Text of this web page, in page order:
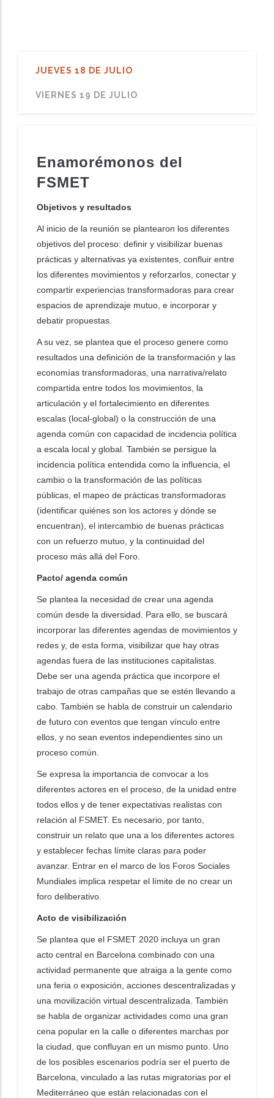
JUEVES 18 DE JULIO
VIERNES 19 DE JULIO
Enamorémonos del
FSMET
Objetivos y resultados
Al inicio de la reunión se plantearon los diferentes
objetivos del proceso: definir y visibilizar buenas
prácticas y alternativas ya existentes, confluir entre
los diferentes movimientos y reforzarlos, conectar y
compartir experiencias transformadoras para crear
espacios de aprendizaje mutuo, e incorporar y
debatir propuestas.
A su vez, se plantea que el proceso genere como
resultados una definición de la transformación y las
economías transformadoras, una narrativa/relato
compartida entre todos los movimientos, la
articulación y el fortalecimiento en diferentes
escalas (local-global) o la construcción de una
agenda común con capacidad de incidencia política
a escala local y global. También se persigue la
incidencia política entendida como la influencia, el
cambio o la transformación de las políticas
públicas, el mapeo de prácticas transformadoras
(identificar quiénes son los actores y dónde se
encuentran), el intercambio de buenas prácticas
con un refuerzo mutuo, y la continuidad del
proceso más allá del Foro.
Pacto/ agenda común
Se plantea la necesidad de crear una agenda
común desde la diversidad. Para ello, se buscará
incorporar las diferentes agendas de movimientos y
redes y, de esta forma, visibilizar que hay otras
agendas fuera de las instituciones capitalistas.
Debe ser una agenda práctica que incorpore el
trabajo de otras campañas que se estén llevando a
cabo. También se habla de construir un calendario
de futuro con eventos que tengan vínculo entre
ellos, y no sean eventos independientes sino un
proceso común.
Se expresa la importancia de convocar a los
diferentes actores en el proceso, de la unidad entre
todos ellos y de tener expectativas realistas con
relación al FSMET. Es necesario, por tanto,
construir un relato que una a los diferentes actores
y establecer fechas límite claras para poder
avanzar. Entrar en el marco de los Foros Sociales
Mundiales implica respetar el límite de no crear un
foro deliberativo.
Acto de visibilización
Se plantea que el FSMET 2020 incluya un gran
acto central en Barcelona combinado con una
actividad permanente que atraiga a la gente como
una feria o exposición, acciones descentralizadas y
una movilización virtual descentralizada. También
se habla de organizar actividades como una gran
cena popular en la calle o diferentes marchas por
la ciudad, que confluyan en un mismo punto. Uno
de los posibles escenarios podría ser el puerto de
Barcelona, vinculado a las rutas migratorias por el
Mediterráneo que están relacionadas con el